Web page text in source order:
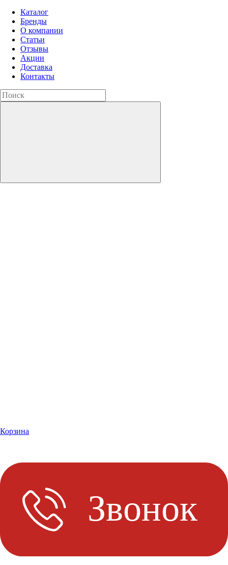
Каталог
Бренды
О компании
Статьи
Отзывы
Акции
Доставка
Контакты
Корзина